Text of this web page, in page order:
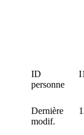
ID
personne
Dernière
modif.